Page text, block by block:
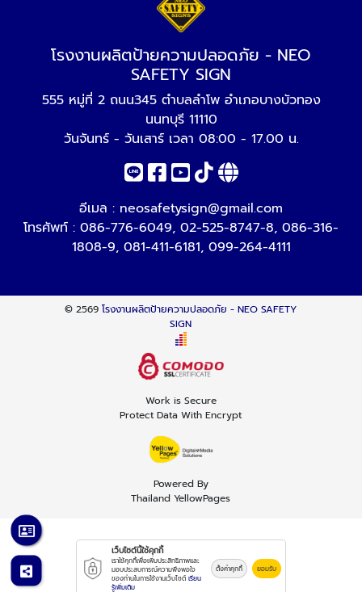
โรงงานผลิตป้ายความปลอดภัย - NEO
SAFETY SIGN
555 หมู่ที่ 2 ถนน345 ตำบลลำโพ อำเภอบางบัวทอง
นนทบุรี 11110
วันจันทร์ - วันเสาร์ เวลา 08:00 - 17.00 น.
อีเมล : neosafetysign@gmail.com
โทรศัพท์ : 086-776-6049, 02-525-8747-8, 086-316-
1808-9, 081-411-6181, 099-264-4111
© 2569โรงงานผลิตป้ายความปลอดภัย - NEO SAFETY
SIGN
Work is Secure
Protect Data With Encrypt
Powered By
Thailand YellowPages
เว็บไซต์นี้ใช้คุกกี้
เราใช้คุกกี้เพื่อเพิ่มประสิทธิภาพและ
มอบประสบการณ์ความพึงพอใจ
ของท่านในการใช้งานเว็บไซต์ เรียน
รู้เพิ่มเติม
ตั้งค่าคุกกี้ ยอมรับ